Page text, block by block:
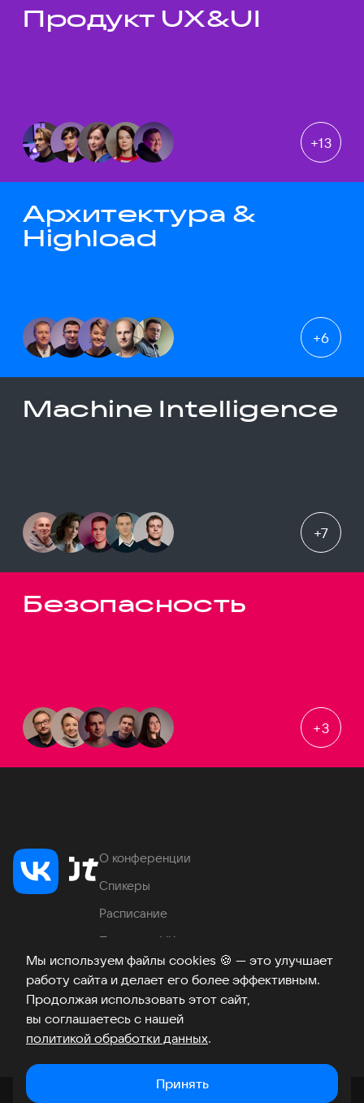
Мы используем файлы cookies 🍪 — это улучшает
работу сайта и делает его более эффективным.
Продолжая использовать этот сайт,
вы соглашаетесь с нашей
политикой обработки данных.
Принять
Темы докладов
Продукт UX&UI
+13
Архитектура &
Highload
+6
Machine Intelligence
+7
Безопасность
+3
О конференции
Спикеры
Расписание
Продукты VK
Место проведения
Часто задаваемые вопросы
ТелеграмВКонтакте
Хабр
Возникли вопросы? ©2026